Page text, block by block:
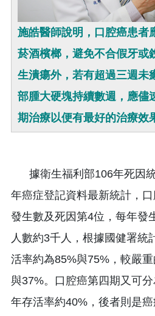
施皓醫師說明，口腔癌患者
菸酒檳榔，避免不合假牙或
生潰瘍外，若有超過三週未
部腫大硬塊持續數週，應儘
期治療以便有最好的治療效
據衛生福利部106年死因
年癌症登記資料最新統計，
發生數及死因第4位，每年發
人數約3千人，根據國健署統
活率約為85%與75%，較嚴
與37%。口腔癌第四期又可
年存活率約40%，後者則是癌